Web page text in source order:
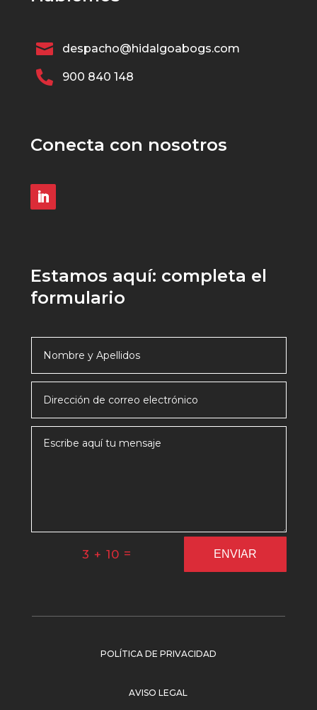
 despacho@hidalgoabogs.com
 900 840 148
Conecta con nosotros
Estamos aquí: completa el
formulario
3 + 10 = ENVIAR
POLÍTICA DE PRIVACIDAD
AVISO LEGAL